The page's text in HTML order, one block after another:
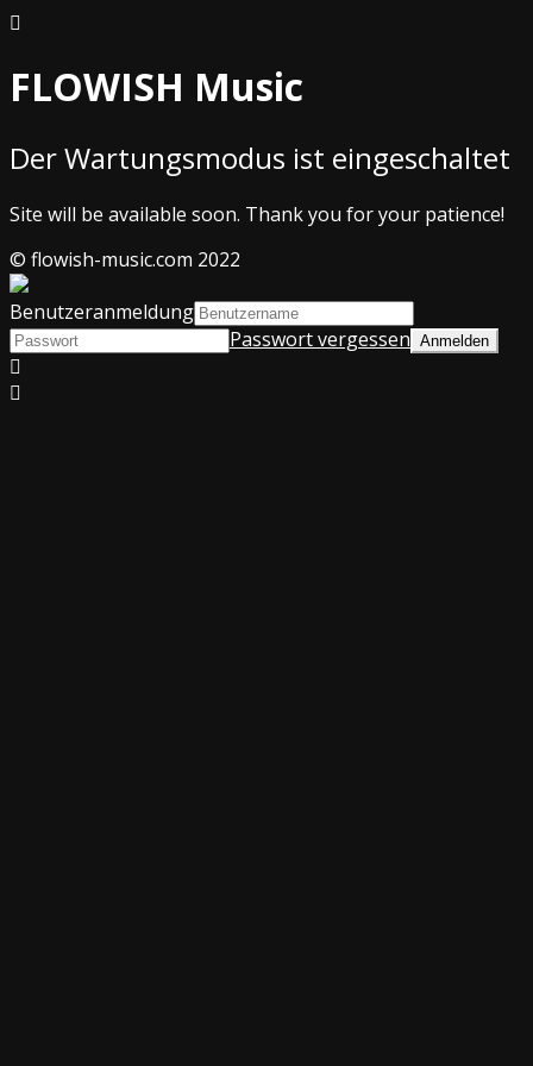
FLOWISH Music
Der Wartungsmodus ist eingeschaltet
Site will be available soon. Thank you for your patience!
© flowish-music.com 2022
Benutzeranmeldung
Passwort vergessen